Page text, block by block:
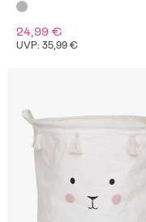
24,99 €
UVP: 35,99 €